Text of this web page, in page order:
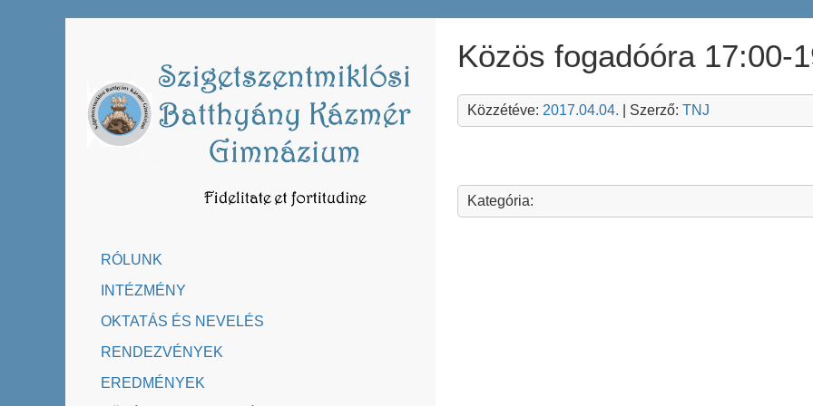
RÓLUNK
INTÉZMÉNY
OKTATÁS ÉS NEVELÉS
RENDEZVÉNYEK
EREDMÉNYEK
Közös fogadóóra 17:00-
Közzétéve: 2017.04.04. | Szerző: TNJ
Kategória: